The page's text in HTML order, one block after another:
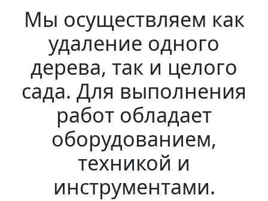
Мы осуществляем как
удаление одного
дерева, так и целого
сада. Для выполнения
работ обладает
оборудованием,
техникой и
инструментами.